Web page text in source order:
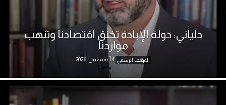
دلياني: دولة الإبادة تخنق اقتصادنا وتنهب
مواردنا
الموقف الرسمي 4 أغسطس، 2026